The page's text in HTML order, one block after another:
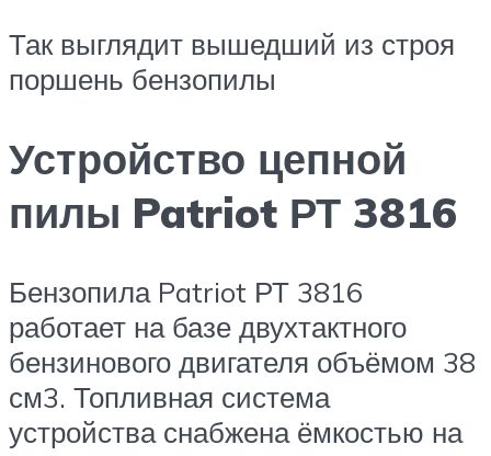
Так выглядит вышедший из строя
поршень бензопилы
Устройство цепной
пилы Patriot РТ 3816
Бензопила Patriot РТ 3816
работает на базе двухтактного
бензинового двигателя объёмом 38
см3. Топливная система
устройства снабжена ёмкостью на